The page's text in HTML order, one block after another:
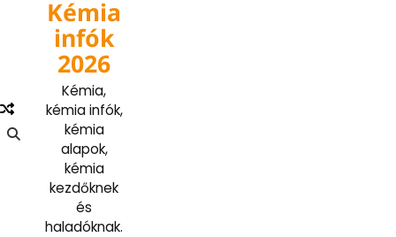
Kémia
infók
2026
Kémia,
kémia infók,
kémia
alapok,
kémia
kezdőknek
és
haladóknak.